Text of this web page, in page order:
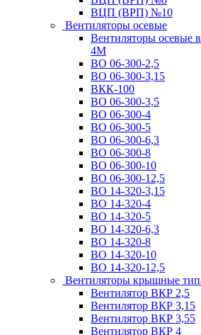
ВЦП (ВРП) №10
Вентиляторы осевые
Вентиляторы осевые
4М
ВО 06-300-2,5
ВО 06-300-3,15
ВКК-100
ВО 06-300-3,5
ВО 06-300-4
ВО 06-300-5
ВО 06-300-6,3
ВО 06-300-8
ВО 06-300-10
ВО 06-300-12,5
ВО 14-320-3,15
ВО 14-320-4
ВО 14-320-5
ВО 14-320-6,3
ВО 14-320-8
ВО 14-320-10
ВО 14-320-12,5
Вентиляторы крышные
Вентилятор ВКР 2,5
Вентилятор ВКР 3,15
Вентилятор ВКР 3,55
Вентилятор ВКР 4